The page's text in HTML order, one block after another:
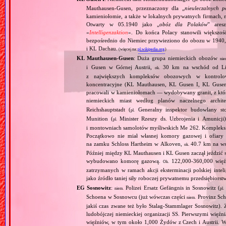
Mauthausen‐Gusen, przeznaczony dla „ nieuleczalnych
kamieniołomie, a także w lokalnych prywatnych
Otwarty w 05.1940 jako „ obóz dla Polaków”
«Intelligenzaktion». Do końca Polacy stanowili
bezpośrednio do Niemiec przywieziono do obozu w
i KL Dachau.
(więcej na:pl.wikipedia.org)
KL Mauthausen‐Gusen: Duża grupa niemieckich obozów
i Gusen w Górnej Austrii,ok.
30 km na wschód od
z największych kompleksów obozowych w
koncentracyjne (KL Mauthausen, KL Gusen I, KL
pracowali w kamieniołomach — wydobywany granit, z
niemieckich miast według planów naczelnego
Reichshauptstadt (pl.
Generalny inspektor budowlany
Munition (pl.
Minister Rzeszy ds. Uzbrojenia i
i montowniach samolotów myśliwskich Me 262.
Początkowo nie miał własnej komory gazowej i ofiary
na zamku Schloss Hartheim w Alkoven,
ok. 40.7 km na
Później między KL Mauthausen i KL Gusen zaczął
wybudowano komorę gazową.Ok.
122,000‐360,000
zatrzymanych w ramach akcji eksterminacji polskiej
jako źródło taniej siły roboczej prywatnemu
EG Sosnowitz:niem. Polizei Ersatz Gefängnis in Sosnowitz (pl.
Schoena w Sosnowcu (już wówczas częściniem.
Provinz
jakiś czas zwane też było Stalag‐Stammlager
ludobójczej niemieckiej organizacji SS. Pierwszymi
więźniów, w tym około 1,000 Żydów z Czech i Austrii.